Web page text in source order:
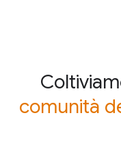
comunità